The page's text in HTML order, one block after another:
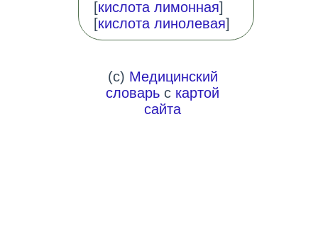
[кислота лимонная]
[кислота линолевая]
(c) Медицинский
словарь с картой
сайта